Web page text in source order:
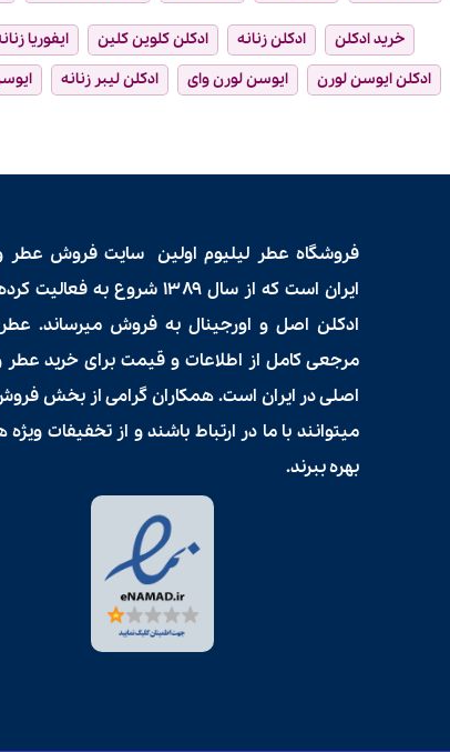
خرید ادکلن ادکلن زنانه ادکلن کلوین کلین ایفوریا
ادکلن ایوسن لورن
ایوسن لورن وای ادکلن لیبر زنانه
فروشگاه عطر لیلیوم اولین سایت فروش عطر
ایران است که از سال ۱۳۸۹ شروع به
ادکلن اصل و اورجینال به فروش میرساند. عطر
مرجعی کامل از اطلاعات و قیمت برای خرید عطر
اصلی در ایران است. همکاران گرامی از بخش
میتوانند با ما در ارتباط باشند و از تخفیفات ویژه
بهره ببرند.